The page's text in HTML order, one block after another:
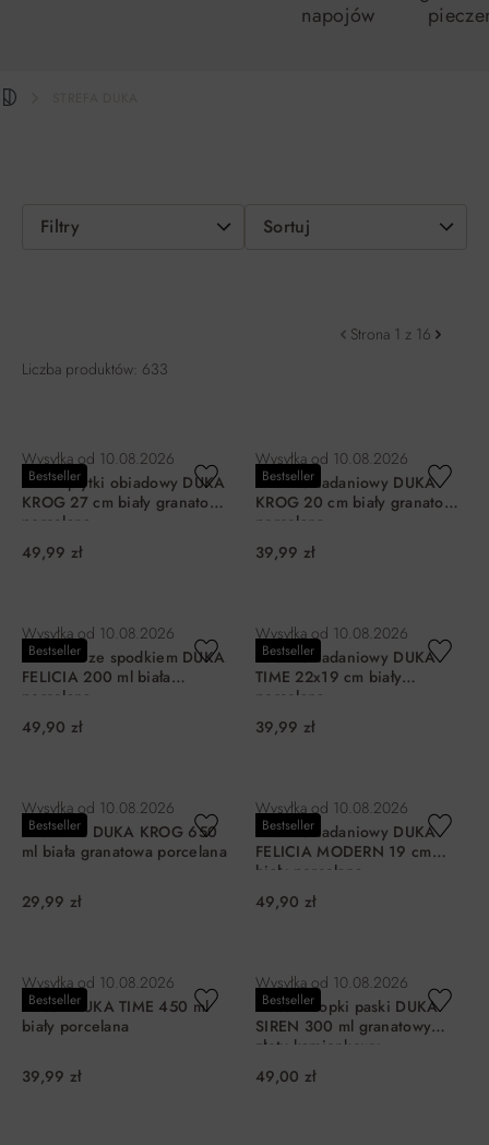
napojów
Filtry Sortuj
Liczba produktów: 633
Strona 1 z 16
Bestseller
Wysyłka od 10.08.2026
Talerz płytki obiadowy DUKA
KROG 27 cm biały granatowy
porcelana
49,99 zł
Bestseller
Wysyłka od 10.08.2026
Talerz śniadaniowy DUKA
KROG 20 cm biały granatowy
porcelana
39,99 zł
Bestseller
Wysyłka od 10.08.2026
Filiżanka ze spodkiem DUKA
FELICIA 200 ml biała
porcelana
49,90 zł
Bestseller
Wysyłka od 10.08.2026
Talerz śniadaniowy DUKA
TIME 22x19 cm biały
porcelana
39,99 zł
Bestseller
Wysyłka od 10.08.2026
Miseczka DUKA KROG 650
ml biała granatowa porcelana
29,99 zł
Bestseller
Wysyłka od 10.08.2026
Talerz śniadaniowy DUKA
FELICIA MODERN 19 cm
biały porcelana
49,90 zł
Bestseller
Wysyłka od 10.08.2026
Kubek DUKA TIME 450 ml
biały porcelana
39,99 zł
Bestseller
Wysyłka od 10.08.2026
Kubek kropki paski DUKA
SIREN 300 ml granatowy
złoty kamionkowy
49,00 zł